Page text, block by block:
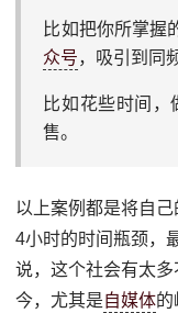
比如把你所掌握
众号，吸引到同
比如花些时间，
售。
以上案例都是将自
4小时的时间瓶颈，
说，这个社会有太
今，尤其是自媒体的